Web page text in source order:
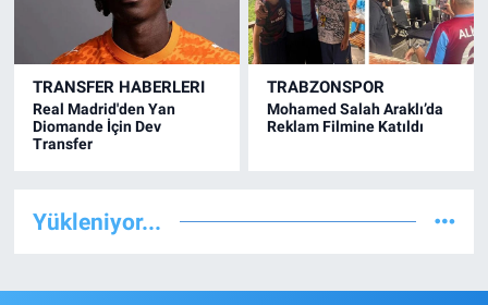
TRANSFER HABERLERI
Real Madrid'den Yan
Diomande İçin Dev
Transfer
TRABZONSPOR
Mohamed Salah Araklı’da
Reklam Filmine Katıldı
Yükleniyor...